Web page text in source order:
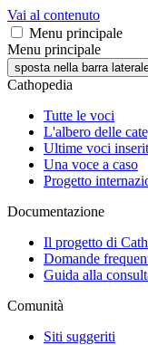
Vai al contenuto
Menu principale
Menu principale
sposta nella barra
Cathopedia
Tutte le voci
L'albero delle
Ultime voci
Una voce a caso
Progetto
Documentazione
Il progetto di
Domande
Guida alla
Comunità
Siti suggeriti